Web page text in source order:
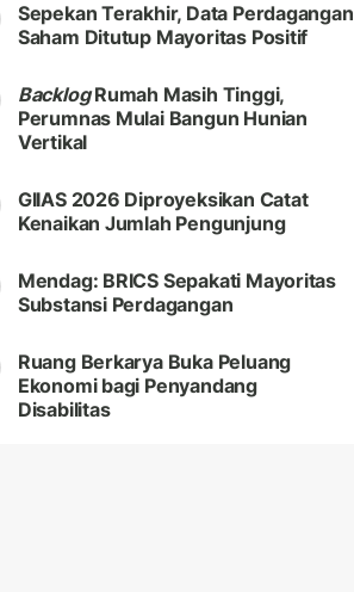
Sepekan Terakhir, Data Perdagangan
Saham Ditutup Mayoritas Positif
BacklogRumah Masih Tinggi,
Perumnas Mulai Bangun Hunian
Vertikal
GIIAS 2026 Diproyeksikan Catat
Kenaikan Jumlah Pengunjung
Mendag: BRICS Sepakati Mayoritas
Substansi Perdagangan
Ruang Berkarya Buka Peluang
Ekonomi bagi Penyandang
Disabilitas